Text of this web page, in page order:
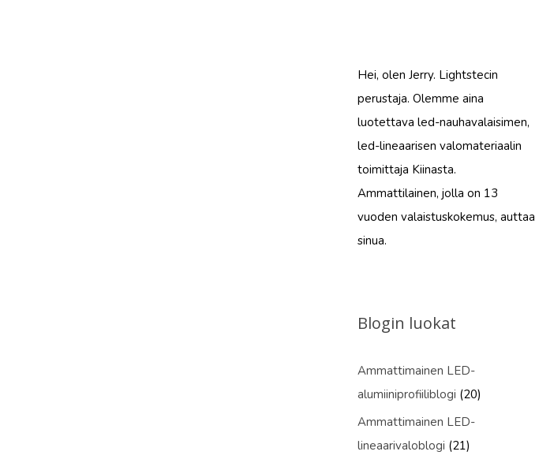
Hei, olen Jerry. Lightstecin
perustaja. Olemme aina
luotettava led-nauhavalaisimen,
led-lineaarisen valomateriaalin
toimittaja Kiinasta.
Ammattilainen, jolla on 13
vuoden valaistuskokemus, auttaa
sinua.
Blogin luokat
Ammattimainen LED-
alumiiniprofiiliblogi (20)
Ammattimainen LED-
lineaarivaloblogi (21)